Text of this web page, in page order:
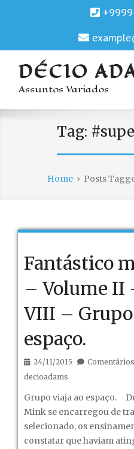
DÉCIO
Assuntos Variados
Tag:
Home› Posts
Fantástico
– Volume II
VIII –
espaço.
24/11/2015
decioadams
Grupo viaja ao espaço.
Mink se encarregou de
selecionado, os
constatar que haviam